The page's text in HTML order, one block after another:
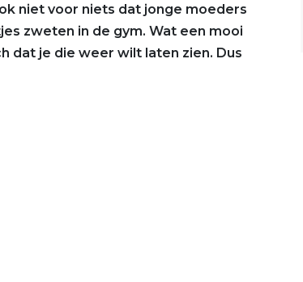
niet voor niets dat jonge moeders
zweten in de gym. Wat een mooi
dat je die weer wilt laten zien. Dus